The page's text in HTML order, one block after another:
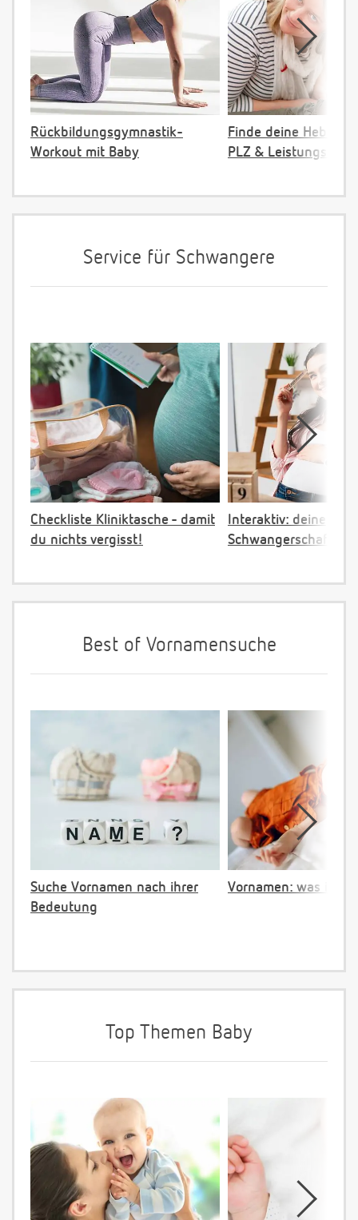
Rückbildungsgymnastik-
Workout mit Baby
Finde deine
PLZ &
Service für Schwangere
Checkliste Kliniktasche - damit
du nichts vergisst!
Interaktiv: deine
Best of Vornamensuche
Suche Vornamen nach ihrer
Bedeutung
Vornamen: was ist
Top Themen Baby